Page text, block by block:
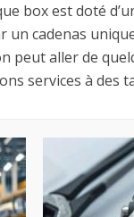
box est doté
cadenas
aller de
services à des